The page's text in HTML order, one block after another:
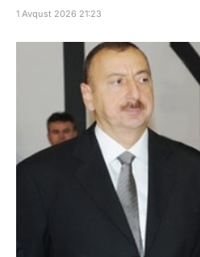
1 Avqust 2026 21:23